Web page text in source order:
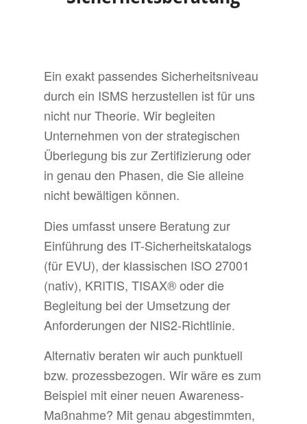
Ein exakt passendes Sicherheitsniveau
durch ein ISMS herzustellen ist für uns
nicht nur Theorie. Wir begleiten
Unternehmen von der strategischen
Überlegung bis zur Zertifizierung oder
in genau den Phasen, die Sie alleine
nicht bewältigen können.
Dies umfasst unsere Beratung zur
Einführung des IT-Sicherheitskatalogs
(für EVU), der klassischen ISO 27001
(nativ), KRITIS, TISAX® oder die
Begleitung bei der Umsetzung der
Anforderungen der NIS2-Richtlinie.
Alternativ beraten wir auch punktuell
bzw. prozessbezogen. Wir wäre es zum
Beispiel mit einer neuen Awareness-
Maßnahme? Mit genau abgestimmten,